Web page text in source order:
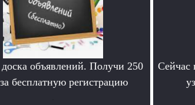
объявлений. Получи 250
бесплатную регистрацию
Сейчас